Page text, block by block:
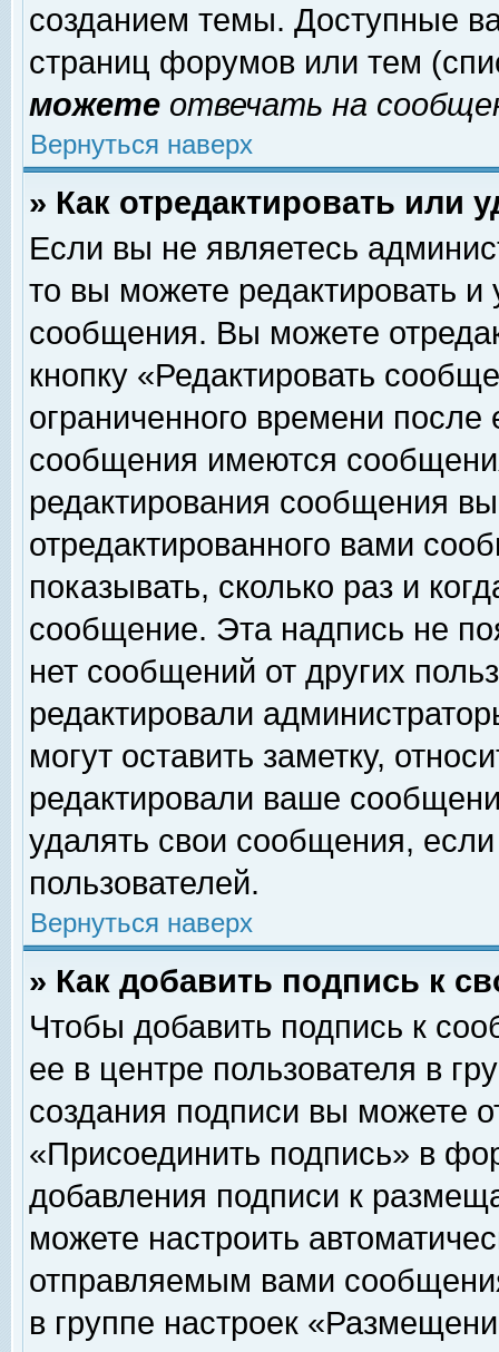
созданием темы. Доступные
страниц форумов или тем
можете отвечать на
Вернуться наверх
» Как отредактировать или
Если вы не являетесь
то вы можете редактировать и
сообщения. Вы можете
кнопку «Редактировать
ограниченного времени
сообщения имеются
редактирования сообщения
отредактированного вами
показывать, сколько раз и
сообщение. Эта надпись не
нет сообщений от других
редактировали
могут оставить заметку,
редактировали ваше
удалять свои сообщения,
пользователей.
Вернуться наверх
» Как добавить подпись к
Чтобы добавить подпись к
ее в центре пользователя в
создания подписи вы можете
«Присоединить подпись» в
добавления подписи к
можете настроить
отправляемым вами
в группе настроек